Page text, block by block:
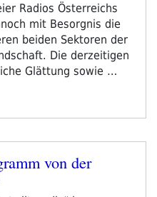
Radios Österreichs
mit Besorgnis die
beiden Sektoren der
Die derzeitigen
Glättung sowie …
von der